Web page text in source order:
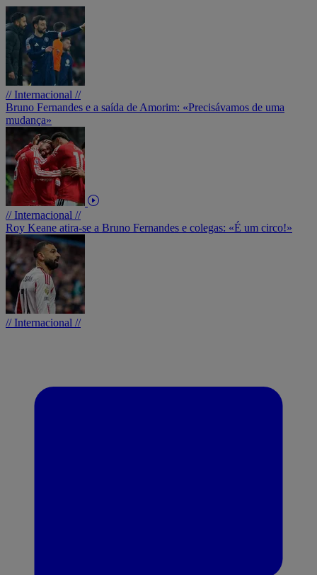
// Internacional //
Bruno Fernandes e a saída de Amorim: «Precisávamos de uma
mudança»
// Internacional //
Roy Keane atira-se a Bruno Fernandes e colegas: «É um circo!»
// Internacional //